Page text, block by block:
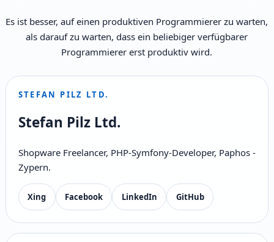
Es ist besser, auf einen produktiven Programmierer zu warten,
als darauf zu warten, dass ein beliebiger verfügbarer
Programmierer erst produktiv wird.
STEFAN PILZ LTD.
Stefan Pilz Ltd.
Shopware Freelancer, PHP-Symfony-Developer, Paphos -
Zypern.
Xing Facebook LinkedIn GitHub